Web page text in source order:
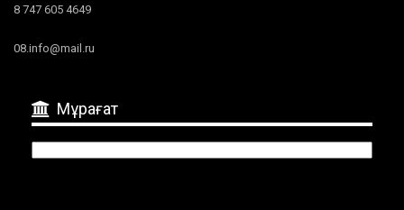
8 747 605 4649
08.info@mail.ru
Мұрағат